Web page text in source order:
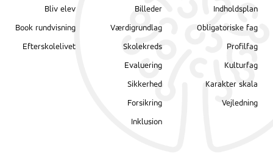
Bliv elev
Book rundvisning
Efterskolelivet
Billeder
Værdigrundlag
Skolekreds
Evaluering
Sikkerhed
Forsikring
Inklusion
Indholdsplan
Obligatoriske fag
Profilfag
Kulturfag
Karakter skala
Vejledning